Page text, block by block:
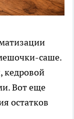
саше.
кедровой
Вот еще
остатков